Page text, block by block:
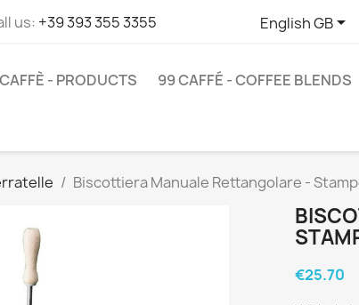
us: +39 393 355 3355 English GB
- PRODUCTS 99 CAFFÉ - COFFEE BLENDS
Biscottiera Manuale Rettangolare -
€25.70